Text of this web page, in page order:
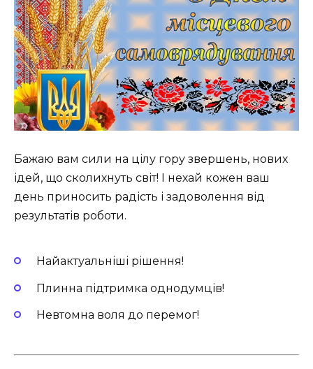
Бажаю вам сили на цілу гору звершень, нових
ідей, що сколихнуть світ! І нехай кожен ваш
день приносить радість і задоволення від
результатів роботи.
Найактуальніші рішення!
Плинна підтримка однодумців!
Невтомна воля до перемог!